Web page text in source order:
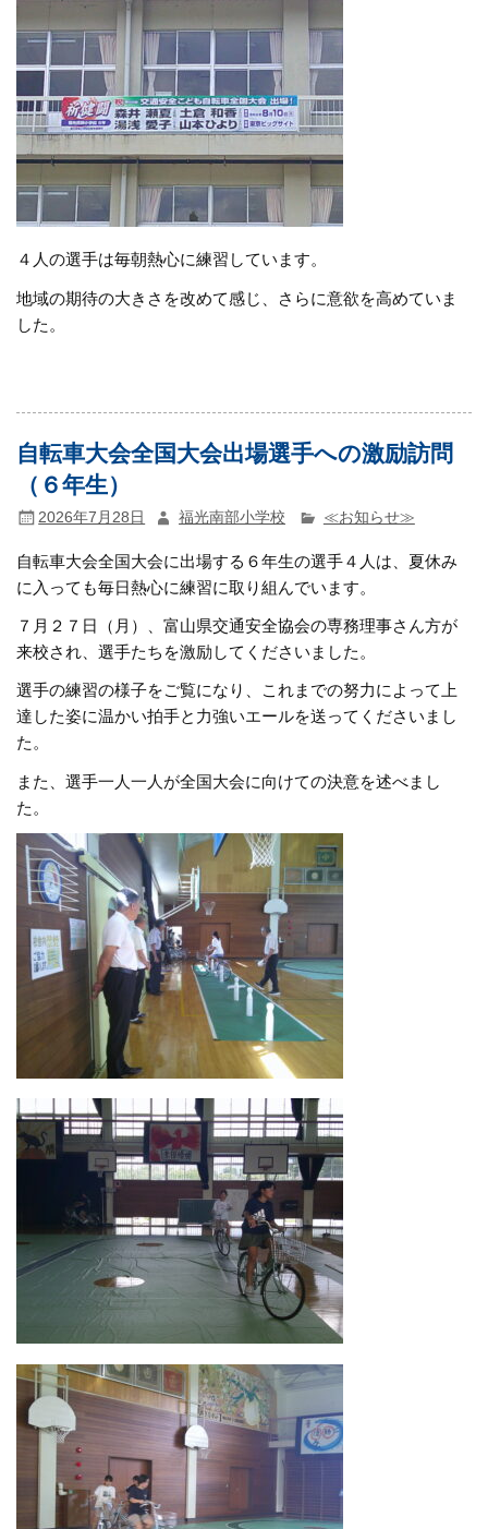
４人の選手は毎朝熱心に練習しています。
地域の期待の大きさを改めて感じ、さらに意欲を高めていま
した。
自転車大会全国大会出場選手への激励訪問
（６年生）
2026年7月28日 福光南部小学校 ≪お知らせ≫
自転車大会全国大会に出場する６年生の選手４人は、夏休み
に入っても毎日熱心に練習に取り組んでいます。
７月２７日（月）、富山県交通安全協会の専務理事さん方が
来校され、選手たちを激励してくださいました。
選手の練習の様子をご覧になり、これまでの努力によって上
達した姿に温かい拍手と力強いエールを送ってくださいまし
た。
また、選手一人一人が全国大会に向けての決意を述べまし
た。